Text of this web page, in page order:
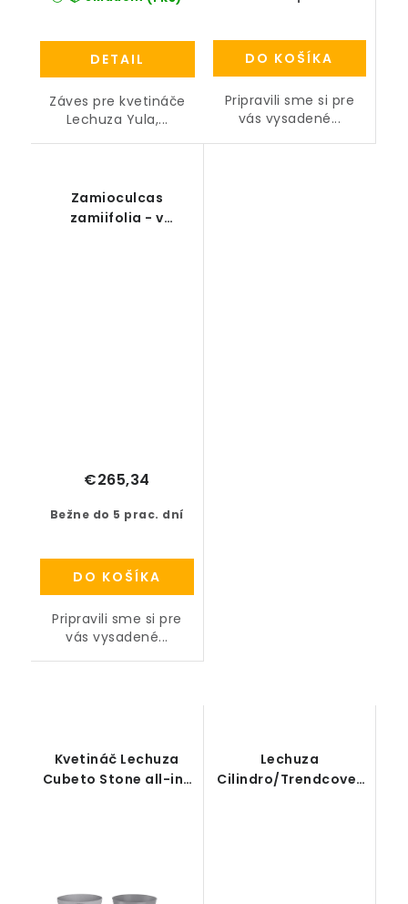
DETAIL
Záves pre kvetináče
Lechuza Yula,...
DO KOŠÍKA
Pripravili sme si pre
vás vysadené...
Zamioculcas
zamiifolia - v
Bežne do 5 prac. dní
€265,34
DO KOŠÍKA
Pripravili sme si pre
vás vysadené...
Kvetináč Lechuza
Cubeto Stone all-in-
Lechuza
Cilindro/Trendcover